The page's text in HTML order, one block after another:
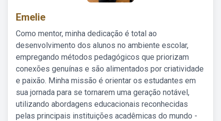
Emelie
Como mentor, minha dedicação é total ao
desenvolvimento dos alunos no ambiente escolar,
empregando métodos pedagógicos que priorizam
conexões genuínas e são alimentados por criatividade
e paixão. Minha missão é orientar os estudantes em
sua jornada para se tornarem uma geração notável,
utilizando abordagens educacionais reconhecidas
pelas principais instituições acadêmicas do mundo -